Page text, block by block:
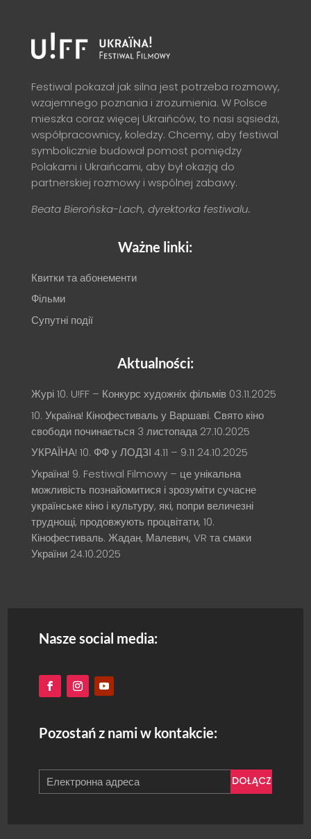
Festiwal pokazał jak silna jest potrzeba rozmowy,
wzajemnego poznania i zrozumienia. W Polsce
mieszka coraz więcej Ukraińców, to nasi sąsiedzi,
współpracownicy, koledzy. Chcemy, aby festiwal
symbolicznie budował pomost pomiędzy
Polakami i Ukraińcami, aby był okazją do
partnerskiej rozmowy i wspólnej zabawy.
Beata Bierońska-Lach, dyrektorka festiwalu.
Ważne linki:
Квитки та абонементи
Фільми
Супутні події
Aktualności:
Журі 10. U!FF – Конкурс художніх фільмів 03.11.2025
10. Україна! Кінофестиваль у Варшаві. Свято кіно
свободи починається 3 листопада 27.10.2025
УКРАЇНА! 10. ФФ у ЛОДЗІ 4.11 – 9.11 24.10.2025
Україна! 9. Festiwal Filmowy – це унікальна
можливість познайомитися і зрозуміти сучасне
українське кіно і культуру, які, попри величезні
труднощі, продовжують процвітати, 10.
Кінофестиваль. Жадан, Малевич, VR та смаки
України 24.10.2025
Nasze social media:
Pozostań z nami w kontakcie:
DOŁĄCZ